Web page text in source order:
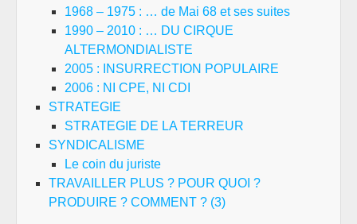
1968 – 1975 : … de Mai 68 et ses suites
1990 – 2010 : … DU CIRQUE
ALTERMONDIALISTE
2005 : INSURRECTION POPULAIRE
2006 : NI CPE, NI CDI
STRATEGIE
STRATEGIE DE LA TERREUR
SYNDICALISME
Le coin du juriste
TRAVAILLER PLUS ? POUR QUOI ?
PRODUIRE ? COMMENT ? (3)